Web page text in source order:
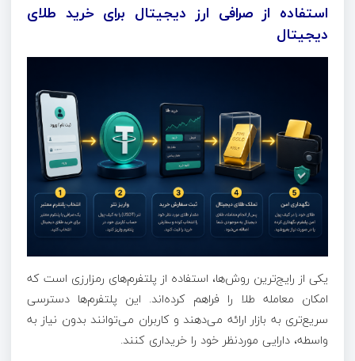
استفاده از صرافی ارز دیجیتال برای خرید طلای
دیجیتال
یکی از رایج‌ترین روش‌ها، استفاده از پلتفرم‌های رمزارزی است که
امکان معامله طلا را فراهم کرده‌اند. این پلتفرم‌ها دسترسی
سریع‌تری به بازار ارائه می‌دهند و کاربران می‌توانند بدون نیاز به
واسطه، دارایی موردنظر خود را خریداری کنند.